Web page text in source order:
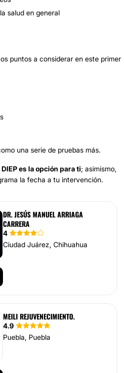
salud en general
puntos a considerar en este primer
una serie de pruebas más.
es la opción para ti; asimismo,
la fecha a tu intervención.
DR. JESÚS MANUEL ARRIAGA
CARRERA
4
Ciudad Juárez, Chihuahua
MEILI REJUVENECIMIENTO.
4.9
Puebla, Puebla